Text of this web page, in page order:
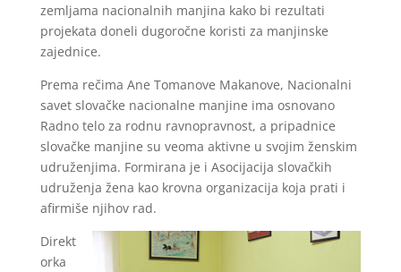
zemljama nacionalnih manjina kako bi rezultati
projekata doneli dugoročne koristi za manjinske
zajednice.
Prema rečima Ane Tomanove Makanove, Nacionalni
savet slovačke nacionalne manjine ima osnovano
Radno telo za rodnu ravnopravnost, a pripadnice
slovačke manjine su veoma aktivne u svojim ženskim
udruženjima. Formirana je i Asocijacija slovačkih
udruženja žena kao krovna organizacija koja prati i
afirmiše njihov rad.
Direkt
orka